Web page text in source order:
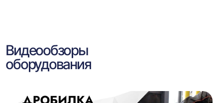
Видеообзоры
оборудования